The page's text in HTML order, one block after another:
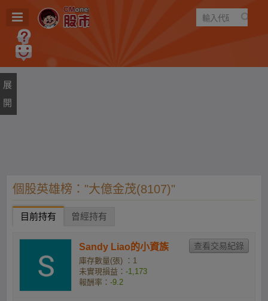
遊戲
個股英雄榜："大億金茂(8107)"
目前持有 曾經持有
Sandy Liao的小資族
庫存數量(張) ：1
未實現損益： -1,173
報酬率： -9.2